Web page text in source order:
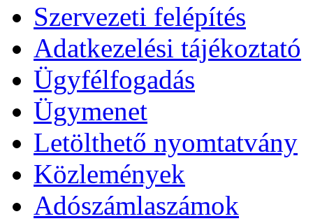
Szervezeti felépítés
Adatkezelési tájékoztató
Ügyfélfogadás
Ügymenet
Letölthető nyomtatvány
Közlemények
Adószámlaszámok